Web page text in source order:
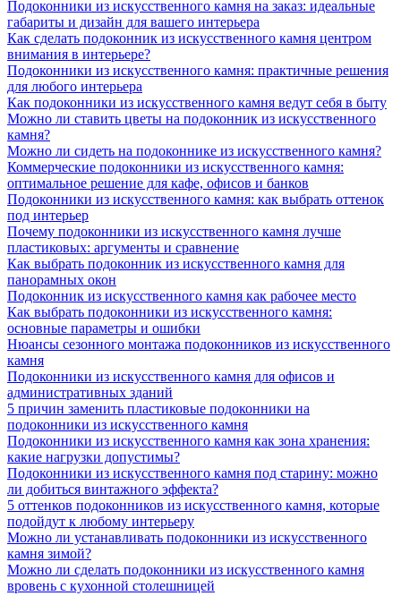
Подоконники из искусственного камня на заказ: идеальные
габариты и дизайн для вашего интерьера
Как сделать подоконник из искусственного камня центром
внимания в интерьере?
Подоконники из искусственного камня: практичные решения
для любого интерьера
Как подоконники из искусственного камня ведут себя в быту
Можно ли ставить цветы на подоконник из искусственного
камня?
Можно ли сидеть на подоконнике из искусственного камня?
Коммерческие подоконники из искусственного камня:
оптимальное решение для кафе, офисов и банков
Подоконники из искусственного камня: как выбрать оттенок
под интерьер
Почему подоконники из искусственного камня лучше
пластиковых: аргументы и сравнение
Как выбрать подоконник из искусственного камня для
панорамных окон
Подоконник из искусственного камня как рабочее место
Как выбрать подоконники из искусственного камня:
основные параметры и ошибки
Нюансы сезонного монтажа подоконников из искусственного
камня
Подоконники из искусственного камня для офисов и
административных зданий
5 причин заменить пластиковые подоконники на
подоконники из искусственного камня
Подоконники из искусственного камня как зона хранения:
какие нагрузки допустимы?
Подоконники из искусственного камня под старину: можно
ли добиться винтажного эффекта?
5 оттенков подоконников из искусственного камня, которые
подойдут к любому интерьеру
Можно ли устанавливать подоконники из искусственного
камня зимой?
Можно ли сделать подоконники из искусственного камня
вровень с кухонной столешницей